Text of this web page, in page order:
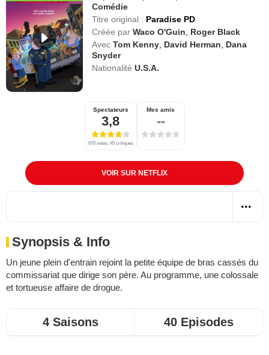
Comédie
Titre original : Paradise PD
Créée par Waco O'Guin
Roger Black
Avec Tom Kenny David Herman
Dana
Snyder
Nationalité U.S.A.
Spectateurs
3,8
670 notes, 45 critiques
Mes amis
--
VOIR SUR NETFLIX
Synopsis & Info
Un jeune plein d'entrain rejoint la petite équipe de bras cassés du
commissariat que dirige son père. Au programme, une colossale
et tortueuse affaire de drogue.
4 Saisons 40 Episodes